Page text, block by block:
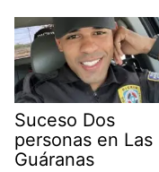
Suceso Dos
personas en Las
Guáranas